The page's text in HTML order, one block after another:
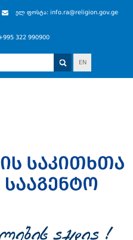
ელ ფოსტა: info.ra@religion.gov.ge
322 990900
EN
aqtia !